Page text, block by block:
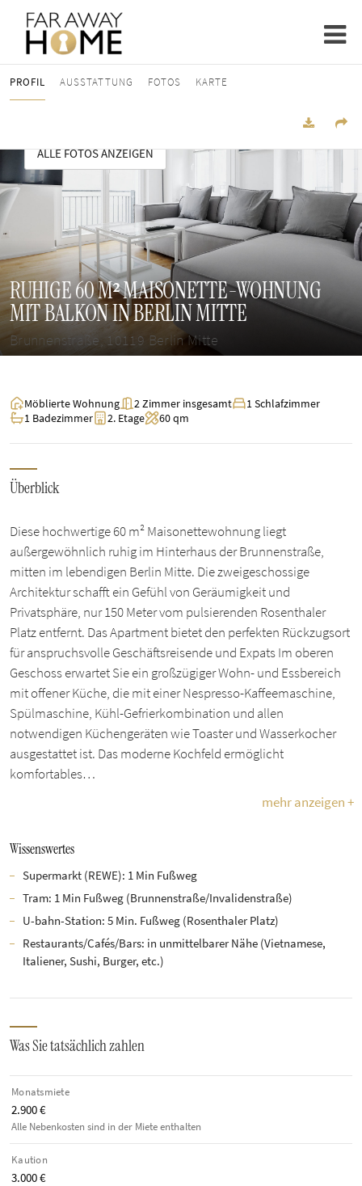
PROFIL AUSSTATTUNG FOTOS KARTE
ALLE FOTOS ANZEIGEN
RUHIGE 60 M² MAISONETTE-WOHNUNG
MIT BALKON IN BERLIN MITTE
Brunnenstraße, 10119 Berlin Mitte
Möblierte Wohnung 2 Zimmer insgesamt
1 Schlafzimmer
1 Badezimmer
2. Etage 60 qm
Überblick
Diese hochwertige 60 m² Maisonettewohnung liegt
außergewöhnlich ruhig im Hinterhaus der Brunnenstraße,
mitten im lebendigen Berlin Mitte. Die zweigeschossige
Architektur schafft ein Gefühl von Geräumigkeit und
Privatsphäre, nur 150 Meter vom pulsierenden Rosenthaler
Platz entfernt. Das Apartment bietet den perfekten Rückzugsort
für anspruchsvolle Geschäftsreisende und Expats Im oberen
Geschoss erwartet Sie ein großzügiger Wohn- und Essbereich
mit offener Küche, die mit einer Nespresso-Kaffeemaschine,
Spülmaschine, Kühl-Gefrierkombination und allen
notwendigen Küchengeräten wie Toaster und Wasserkocher
ausgestattet ist. Das moderne Kochfeld ermöglicht
komfortables…
mehr anzeigen +
Wissenswertes
Supermarkt (REWE): 1 Min Fußweg
Tram: 1 Min Fußweg (Brunnenstraße/Invalidenstraße)
U-bahn-Station: 5 Min. Fußweg (Rosenthaler Platz)
Restaurants/Cafés/Bars: in unmittelbarer Nähe (Vietnamese,
Italiener, Sushi, Burger, etc.)
Was Sie tatsächlich zahlen
Monatsmiete
2.900 €
Alle Nebenkosten sind in der Miete enthalten
Kaution
3.000 €